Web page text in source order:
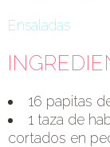
Ensaladas
16 papitas
1 taza de
cortados en